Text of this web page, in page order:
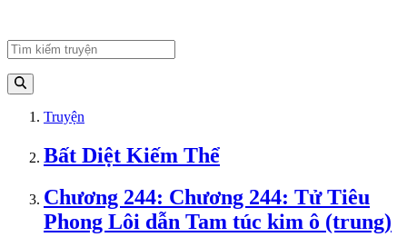
Truyện
Bất Diệt Kiếm Thể
Chương 244: Chương 244: Tử Tiêu
Phong Lôi dẫn Tam túc kim ô (trung)